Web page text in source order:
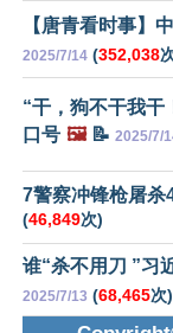
【唐青看时事】
2025/7/14 (352,038
“干，狗不干我干
口号 🖼️📝 2025/7/
7警察冲锋枪屠杀
(46,849次)
谁“杀不用刀 ”习
2025/7/13 (68,465次)